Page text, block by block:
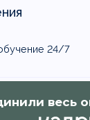
24/7
организации
весь